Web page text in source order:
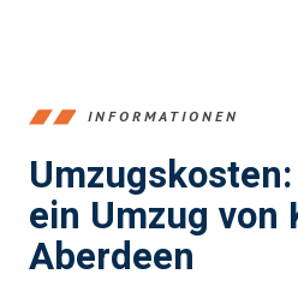
INFORMATIONEN
ein Umzug von
Aberdeen